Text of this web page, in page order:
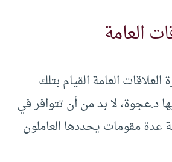
العامة
العامة القيام بتلك
د.عجوة، لا بد من أن تتوافر في
عدة مقومات يحددها العاملون